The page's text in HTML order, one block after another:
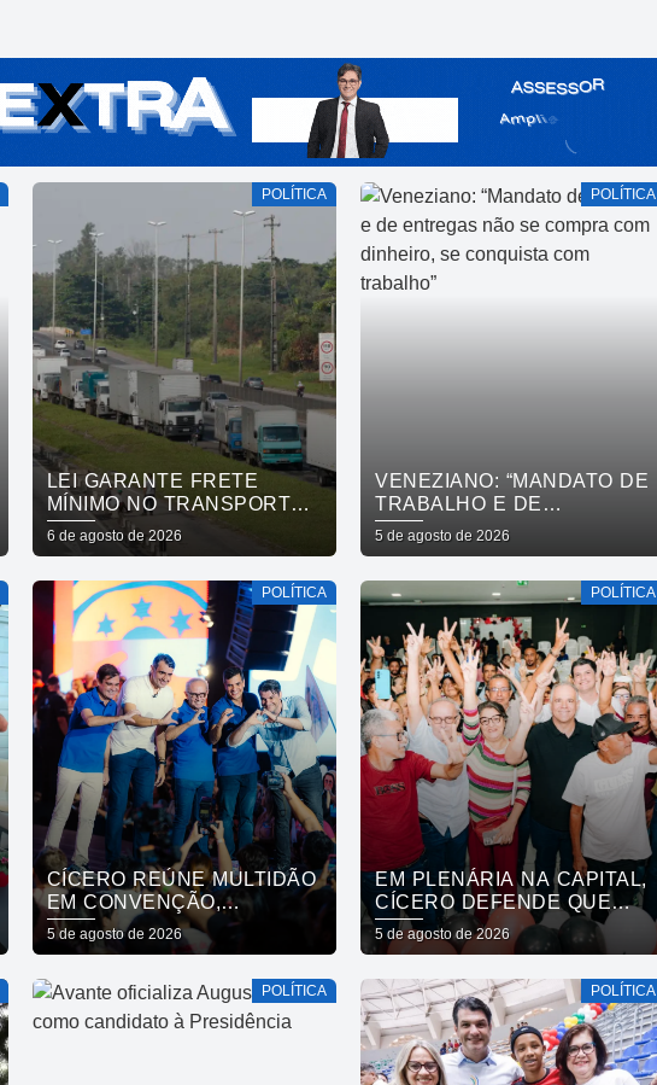
POLÍTICA
LEI GARANTE FRETE
MÍNIMO NO TRANSPORTE
DE CARGAS; SAIBA O QUE
MUDA
6 de agosto de 2026
POLÍTICA
VENEZIANO: “MANDATO DE
TRABALHO E DE
ENTREGAS NÃO SE
COMPRA COM DINHEIRO,
TRABALHO”
5 de agosto de 2026
POLÍTICA
CÍCERO REÚNE MULTIDÃO
EM CONVENÇÃO,
OFICIALIZA CHAPA COM
DIOGO CUNHA LIMA,
GADELHA E CONVOCA
PARAÍBA A DAR O
5 de agosto de 2026
POLÍTICA
EM PLENÁRIA NA CAPITAL,
CÍCERO DEFENDE QUE
QUALIDADE DO SERVIÇO
PÚBLICO ESTADUAL
PRIVADA
5 de agosto de 2026
POLÍTICA POLÍTICA